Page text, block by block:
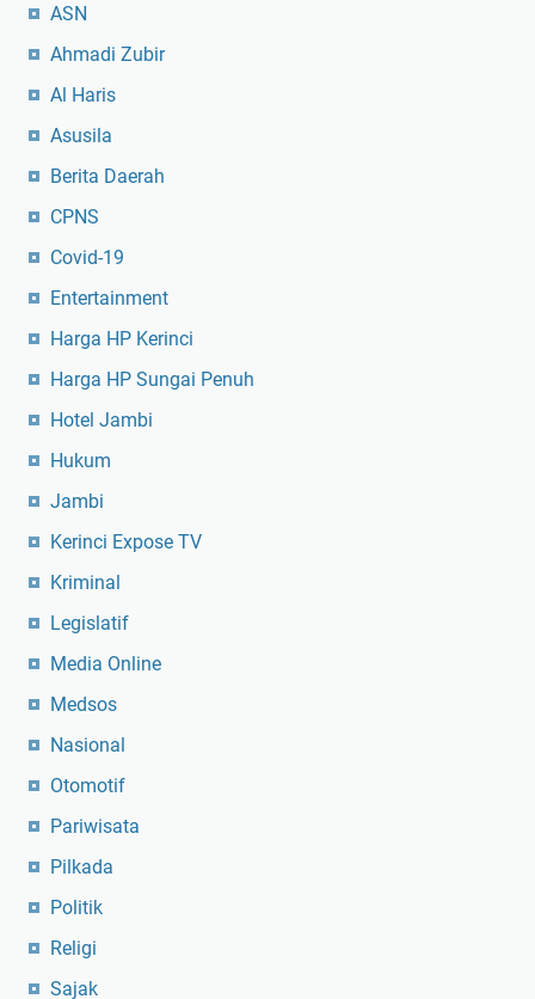
ASN
Ahmadi Zubir
Al Haris
Asusila
Berita Daerah
CPNS
Covid-19
Entertainment
Harga HP Kerinci
Harga HP Sungai Penuh
Hotel Jambi
Hukum
Jambi
Kerinci Expose TV
Kriminal
Legislatif
Media Online
Medsos
Nasional
Otomotif
Pariwisata
Pilkada
Politik
Religi
Sajak